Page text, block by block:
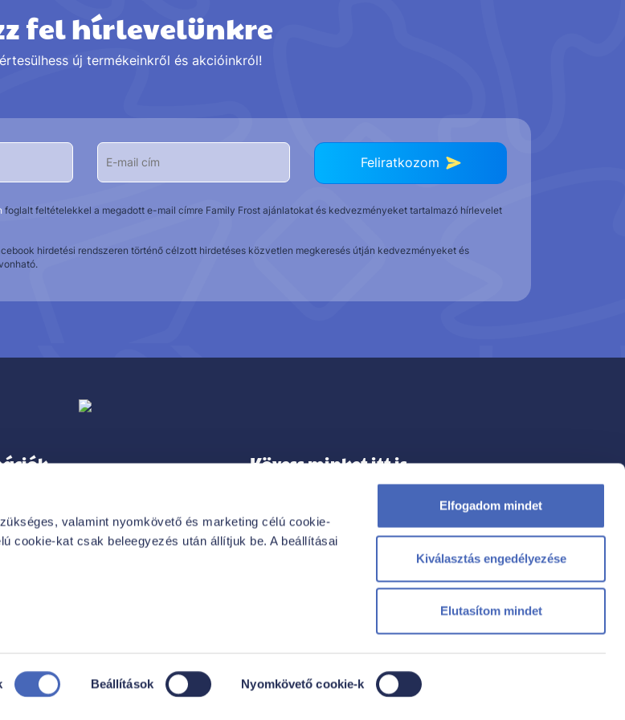
valamint nyomkövető és marketing célú cookie-
cookie-kat csak beleegyezés után állítjuk be. A beállításai
Beállítások Nyomkövető cookie-k
Elfogadom mindet
Kiválasztás engedélyezése
Elutasítom mindet
fel hírlevelünkre
új termékeinkről és akcióinkról!
Feliratkozom
foglalt feltételekkel a megadott e-mail címre Family Frost ajánlatokat és kedvezményeket tartalmazó hírlevelet
hirdetési rendszeren történő célzott hirdetéses közvetlen megkeresés útján kedvezményeket és
Kövess minket itt is
FACEBOOK